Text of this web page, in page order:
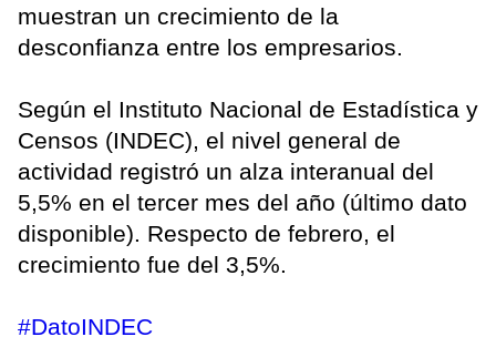
muestran un crecimiento de la
desconfianza entre los empresarios.
Según el Instituto Nacional de Estadística y
Censos (INDEC), el nivel general de
actividad registró un alza interanual del
5,5% en el tercer mes del año (último dato
disponible). Respecto de febrero, el
crecimiento fue del 3,5%.
#DatoINDEC